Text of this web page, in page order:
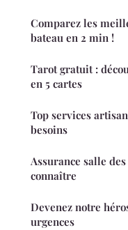
Comparez les
bateau en 2 min !
Tarot gratuit :
en 5 cartes
Top services
besoins
Assurance salle
connaître
Devenez notre
urgences